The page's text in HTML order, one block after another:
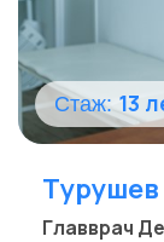
Стаж:13
Турушев
Главврач